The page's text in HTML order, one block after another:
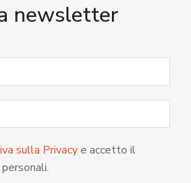
newsletter
sulla Privacye accetto il